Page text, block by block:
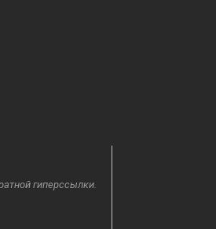
гиперссылки.